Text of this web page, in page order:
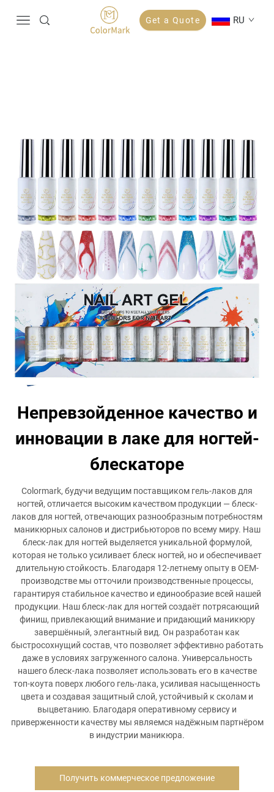
Get a Quote RU
Непревзойденное качество и
инновации в лаке для ногтей-
блескаторе
Colormark, будучи ведущим поставщиком гель-лаков для
ногтей, отличается высоким качеством продукции — блеск-
лаков для ногтей, отвечающих разнообразным потребностям
маникюрных салонов и дистрибьюторов по всему миру. Наш
блеск-лак для ногтей выделяется уникальной формулой,
которая не только усиливает блеск ногтей, но и обеспечивает
длительную стойкость. Благодаря 12-летнему опыту в OEM-
производстве мы отточили производственные процессы,
гарантируя стабильное качество и единообразие всей нашей
продукции. Наш блеск-лак для ногтей создаёт потрясающий
финиш, привлекающий внимание и придающий маникюру
завершённый, элегантный вид. Он разработан как
быстросохнущий состав, что позволяет эффективно работать
даже в условиях загруженного салона. Универсальность
нашего блеск-лака позволяет использовать его в качестве
топ-коута поверх любого гель-лака, усиливая насыщенность
цвета и создавая защитный слой, устойчивый к сколам и
выцветанию. Благодаря оперативному сервису и
приверженности качеству мы являемся надёжным партнёром
в индустрии маникюра.
Получить коммерческое предложение